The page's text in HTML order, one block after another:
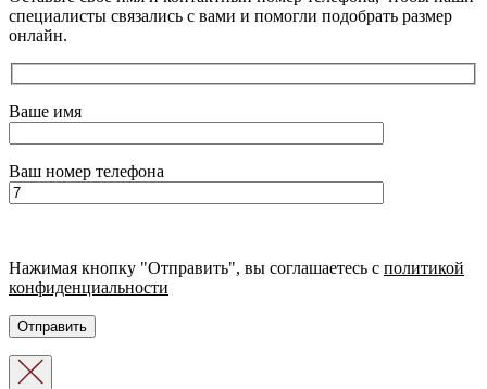
специалисты связались с вами и помогли подобрать размер
онлайн.
Ваше имя
Ваш номер телефона
Нажимая кнопку "Отправить", вы соглашаетесь с политикой
конфиденциальности